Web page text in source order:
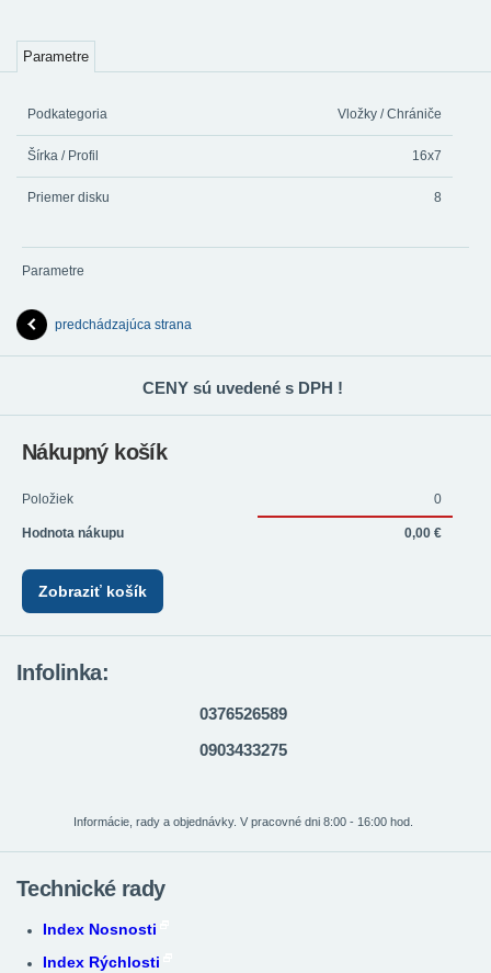
Parametre
Podkategoria Vložky / Chrániče
Šírka / Profil 16x7
Priemer disku 8
Parametre
predchádzajúca strana
CENY sú uvedené s DPH !
Nákupný košík
Položiek 0
Hodnota nákupu 0,00 €
Zobraziť košík
Infolinka:
0376526589
0903433275
Informácie, rady a objednávky. V pracovné dni 8:00 - 16:00 hod.
Technické rady
Index Nosnosti
Index Rýchlosti